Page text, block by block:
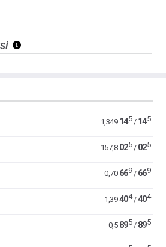
1,349 145/ 145
157,8 025/ 025
0,70 669/ 669
1,39 404/404
0,5 895/ 895